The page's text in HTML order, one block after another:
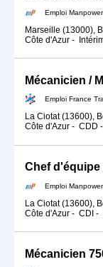
Emploi Manpower
Marseille (13000),
Côte d'Azur -
Mécanicien /
Emploi France
La Ciotat (13600),
Côte d'Azur - CDD -
Emploi Manpower
La Ciotat (13600),
Côte d'Azur - CDI -
Mécanicien